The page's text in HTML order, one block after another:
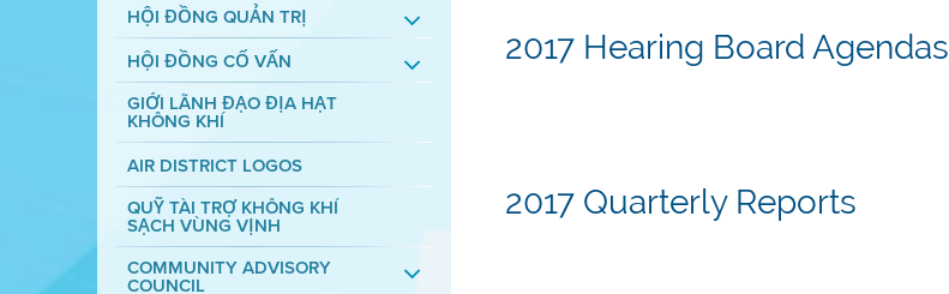
HỘI ĐỒNG QUẢN TRỊ
HỘI ĐỒNG CỐ VẤN
GIỚI LÃNH ĐẠO ĐỊA HẠT
KHÔNG KHÍ
AIR DISTRICT LOGOS
QUỸ TÀI TRỢ KHÔNG KHÍ
SẠCH VÙNG VỊNH
COMMUNITY ADVISORY
COUNCIL
2017 Hearing Board Agendas
2017 Quarterly Reports